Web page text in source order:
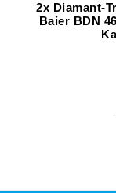
2x Diamant-
Baier BDN